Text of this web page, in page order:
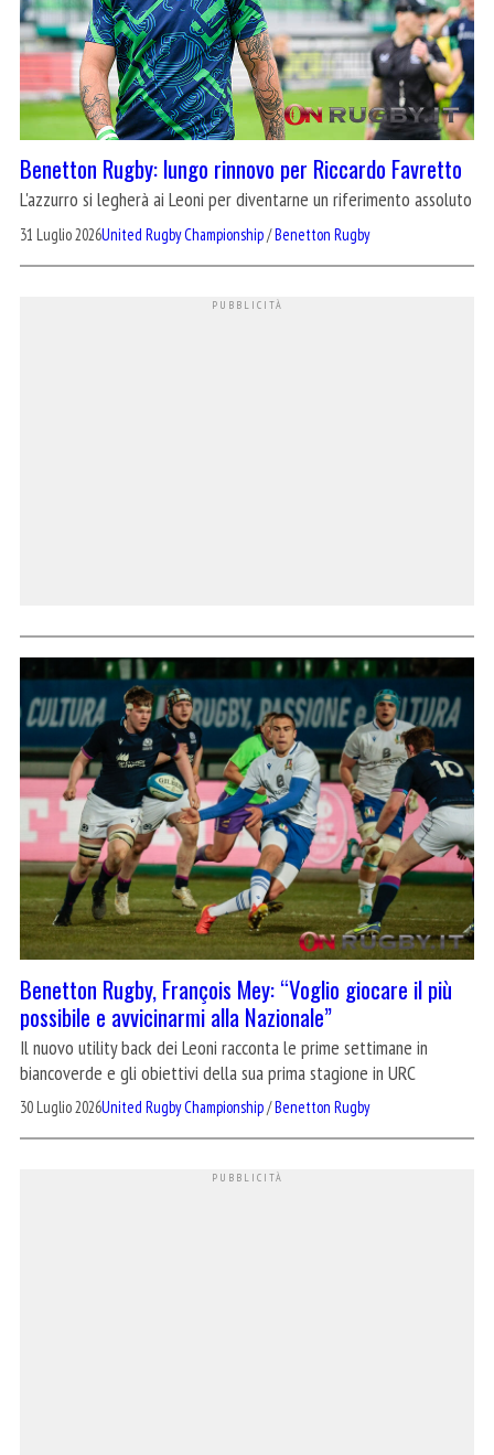
Benetton Rugby: lungo rinnovo per Riccardo Favretto
L'azzurro si legherà ai Leoni per diventarne un riferimento assoluto
31 Luglio 2026United Rugby Championship/Benetton Rugby
Benetton Rugby, François Mey: “Voglio giocare il più
possibile e avvicinarmi alla Nazionale”
Il nuovo utility back dei Leoni racconta le prime settimane in
biancoverde e gli obiettivi della sua prima stagione in URC
30 Luglio 2026United Rugby Championship/Benetton Rugby